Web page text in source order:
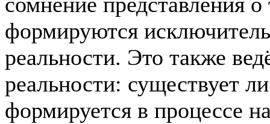
формируются
реальности. Это также
реальности: существует
формируется в процессе